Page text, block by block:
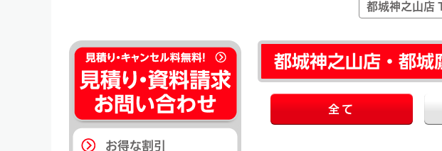
都城神之山店
お得な割引
都城神之山店・都城
全て